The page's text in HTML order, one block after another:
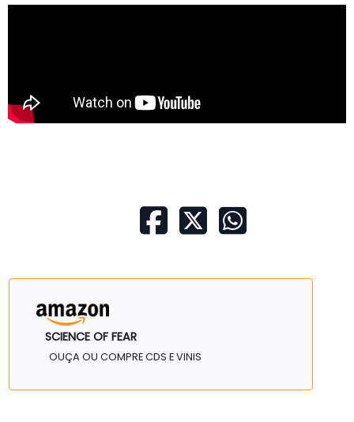
SCIENCE OF FEAR
OUÇA OU COMPRE CDS E VINIS